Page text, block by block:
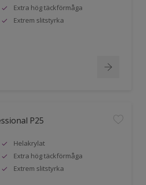
Extra hög täckförmåga
Extrem slitstyrka
P25
Helakrylat
Extra hög täckförmåga
Extrem slitstyrka